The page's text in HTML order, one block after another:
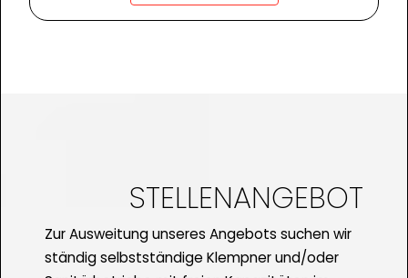
STELLENANGEBOT
Zur Ausweitung unseres Angebots suchen wir
ständig selbstständige Klempner und/oder